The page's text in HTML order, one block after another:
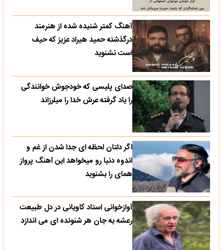
آهنگ کمتر شنیده شده از هنرمند
درگذشته حمید هیراد عزیز که حیف
است نشنوید
صدای پلیسی که خودجوش خوانندگی
را یاد گرفته عرش خدا را میلرزاند
اگر دلتان لحظه ای جدا شدن از غم و
اندوه دنیا رو میخواهد این آهنگ پرواز
همای را بشنوید
آوازخوانی استاد کاویانی در دل طبیعت
رعشه به جان هر شنونده ای می اندازد